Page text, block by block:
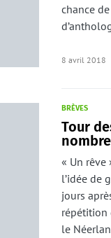
chance
8 avril 2018
BRÈVES
Tour
« Un rêve
l’idée de
jours
répétition
le